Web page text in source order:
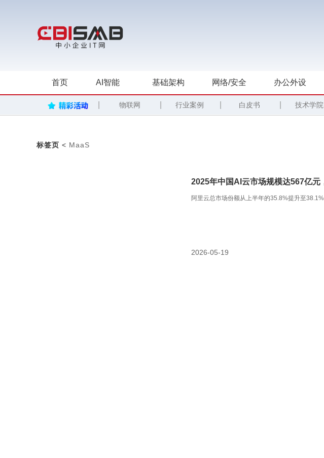
首页 AI智能 基础架构 网络/安全 办公外设
物联网 行业案例 白皮书 技术学院
标签页 < MaaS
2025年中国AI云市场规模达567亿元
阿里云总市场份额从上半年的35.8%提升至38.1%
2026-05-19